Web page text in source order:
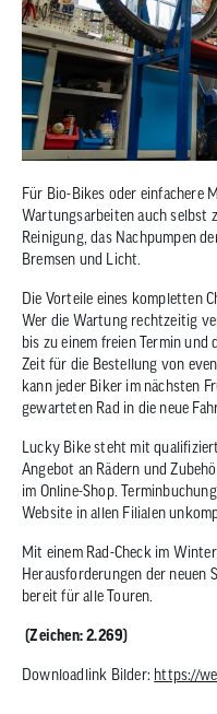
Für Bio-Bikes oder einfachere
Wartungsarbeiten auch selbst
Reinigung, das Nachpumpen
Bremsen und Licht.
Die Vorteile eines kompletten
Wer die Wartung rechtzeitig
bis zu einem freien Termin
Zeit für die Bestellung von
kann jeder Biker im nächsten
gewarteten Rad in die neue
Lucky Bike steht mit
Angebot an Rädern und
im Online-Shop.
Website in allen Filialen
Mit einem Rad-Check im
Herausforderungen der neuen
bereit für alle Touren.
(Zeichen: 2.269)
Downloadlink Bilder: https://